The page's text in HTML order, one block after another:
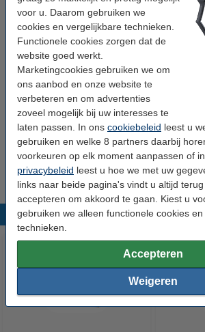
voor u. Daarom gebruiken we
cookies en vergelijkbare technieken.
Functionele cookies zorgen dat de
website goed werkt.
Marketingcookies gebruiken we om
ons aanbod en onze website te
verbeteren en om advertenties
zoveel mogelijk bij uw interesses te
laten passen. In ons cookiebeleid leest u
gebruiken en welke 8 partners daarbij
voorkeuren op elk moment aanpassen of
privacybeleid leest u hoe we met uw
links naar beide pagina's vindt u altijd
accepteren om akkoord te gaan. Kiest u
gebruiken we alleen functionele cookies
technieken.
Accepteren
Weigeren
Verpakkingseenheid: pak
Winstpakker!
Pro-Design papier 1 pak van 125
grams
LET OP!
Controleer voor aanschaf de specificaties van uw
Niet elke printer kan dit papiergewicht verwerken.
Populaire producten